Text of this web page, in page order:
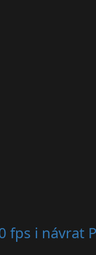
fps i návrat